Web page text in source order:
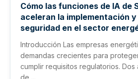
Cómo las funciones de IA de
aceleran la implementación
seguridad en el sector
Introducción Las empresas
demandas crecientes para
cumplir requisitos regulatorios. Dos
de ...